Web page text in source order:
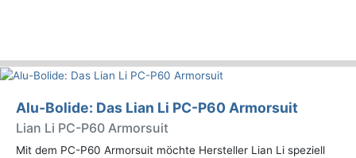
Alu-Bolide: Das Lian Li PC-P60 Armorsuit
Lian Li PC-P60 Armorsuit
Mit dem PC-P60 Armorsuit möchte Hersteller Lian Li speziell